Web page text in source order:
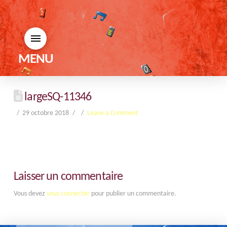
MENU
largeSQ-11346
29 octobre 2018 Leave a Comment
Laisser un commentaire
Vous devez vous connecterpour publier un commentaire.